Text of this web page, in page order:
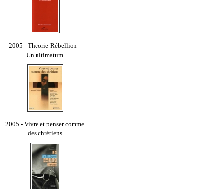
2005 - Théorie-Rébellion -
Un ultimatum
2005 - Vivre et penser comme
des chrétiens